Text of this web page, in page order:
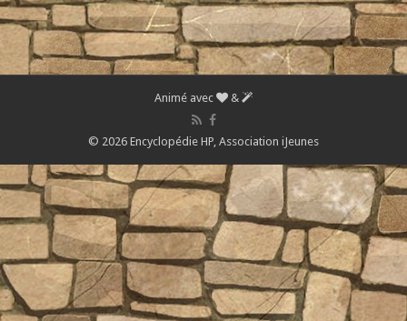
Animé avec &
© 2026 Encyclopédie HP, Association iJeunes